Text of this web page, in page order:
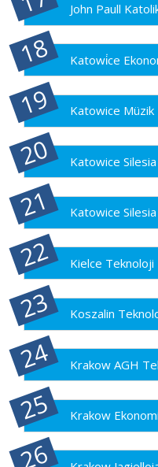
John Paull
Katowi̇ce
Katowice
Katowice
Katowice
Kielce
Koszalin
Krakow AGH
Krakow